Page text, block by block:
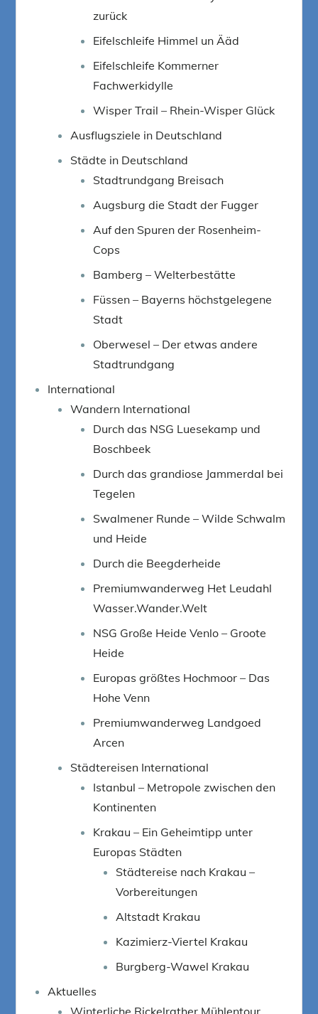
zurück
Eifelschleife Himmel un Ääd
Eifelschleife Kommerner
Fachwerkidylle
Wisper Trail – Rhein-Wisper Glück
Ausflugsziele in Deutschland
Städte in Deutschland
Stadtrundgang Breisach
Augsburg die Stadt der Fugger
Auf den Spuren der Rosenheim-
Cops
Bamberg – Welterbestätte
Füssen – Bayerns höchstgelegene
Stadt
Oberwesel – Der etwas andere
Stadtrundgang
International
Wandern International
Durch das NSG Luesekamp und
Boschbeek
Durch das grandiose Jammerdal bei
Tegelen
Swalmener Runde – Wilde Schwalm
und Heide
Durch die Beegderheide
Premiumwanderweg Het Leudahl
Wasser.Wander.Welt
NSG Große Heide Venlo – Groote
Heide
Europas größtes Hochmoor – Das
Hohe Venn
Premiumwanderweg Landgoed
Arcen
Städtereisen International
Istanbul – Metropole zwischen den
Kontinenten
Krakau – Ein Geheimtipp unter
Europas Städten
Städtereise nach Krakau –
Vorbereitungen
Altstadt Krakau
Kazimierz-Viertel Krakau
Burgberg-Wawel Krakau
Aktuelles
Winterliche Rickelrather Mühlentour